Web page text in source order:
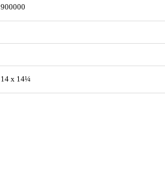
900000
14 x 14¼